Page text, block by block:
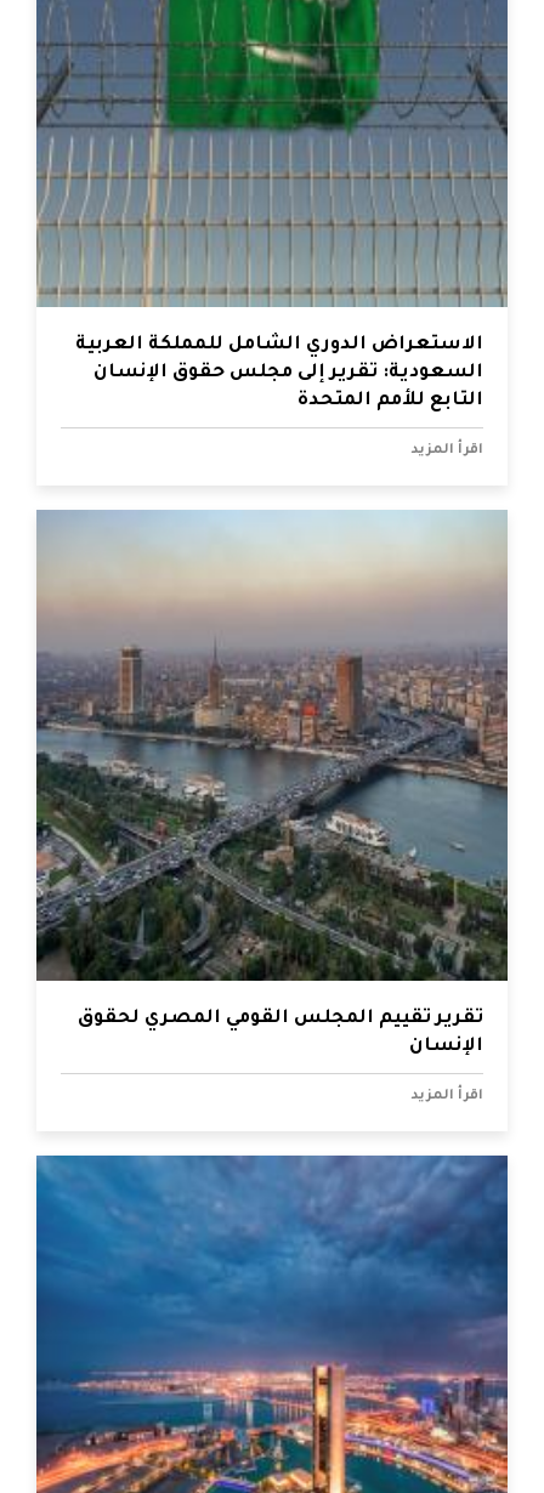
الاستعراض الدوري الشامل للمملكة العربية
السعودية: تقرير إلى مجلس حقوق الإنسان
التابع للأمم المتحدة
اقرأ المزيد
تقرير تقييم المجلس القومي المصري لحقوق
الإنسان
اقرأ المزيد